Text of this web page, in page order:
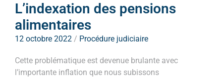
L’indexation des pensions
alimentaires
12 octobre 2022 / Procédure judiciaire
Cette problématique est devenue brulante avec
l’importante inflation que nous subissons